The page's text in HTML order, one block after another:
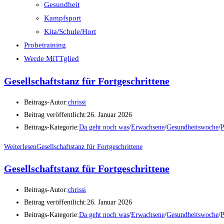
Gesundheit
Kampfsport
Kita/Schule/Hort
Probetraining
Werde MiTTglied
Gesellschaftstanz für Fortgeschrittene
Beitrags-Autor:chrissi
Beitrag veröffentlicht:26. Januar 2026
Beitrags-Kategorie:Da geht noch was/Erwachsene/Gesundheitswoche/
WeiterlesenGesellschaftstanz für Fortgeschrittene
Gesellschaftstanz für Fortgeschrittene
Beitrags-Autor:chrissi
Beitrag veröffentlicht:26. Januar 2026
Beitrags-Kategorie:Da geht noch was/Erwachsene/Gesundheitswoche/